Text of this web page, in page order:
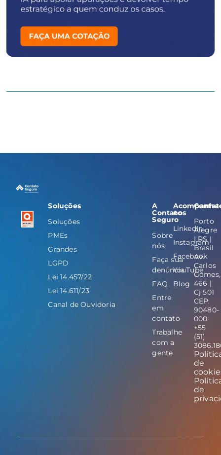
Soluções
Soluções
PMEs
Grandes
LGPD
Lei 14.457/22
Lei 14.611/23
Canal de Ouvidoria
A
Contato
Seguro
Sobre
nós
Faça sua
denúncia
FAQ
Entre
em
contato
Trabalhe
com a
gente
Acompanhe-
nos
LinkedIn
Instagram
Facebook
YouTube
Blog
Porto
Alegre
| RS |
Brasil
Av.
Carlos
Gomes,
466 |
Cj 501
CEP:
90480-
000
+55
(51)
de
de